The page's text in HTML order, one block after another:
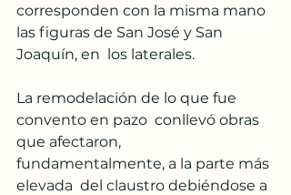
corresponden con la misma mano
las figuras de San José y San
Joaquín, en  los laterales.
La remodelación de lo que fue
convento en pazo  conllevó obras
que afectaron,
fundamentalmente, a la parte más
elevada  del claustro debiéndose a